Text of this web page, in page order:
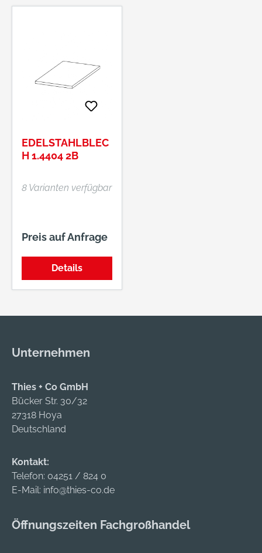
EDELSTAHLBLEC
H 1.4404 2B
8 Varianten verfügbar
Preis auf Anfrage
Details
Unternehmen
Thies + Co GmbH
Bücker Str. 30/32
27318 Hoya
Deutschland
Kontakt:
Telefon: 04251 / 824 0
E-Mail: info@thies-co.de
Öffnungszeiten Fachgroßhandel